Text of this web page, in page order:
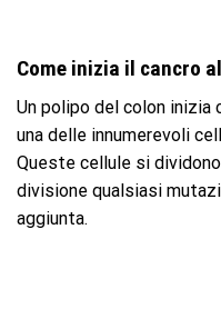
Come inizia il cancro
Un polipo del colon inizia
una delle innumerevoli
Queste cellule si
divisione qualsiasi
aggiunta.